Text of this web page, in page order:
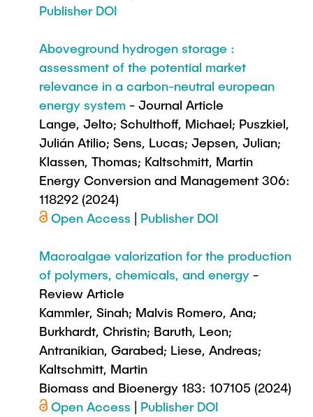
Publisher DOI
Aboveground hydrogen storage :
assessment of the potential market
relevance in a carbon-neutral european
energy system - Journal Article
Lange, Jelto; Schulthoff, Michael; Puszkiel,
Julián Atilio; Sens, Lucas; Jepsen, Julian;
Klassen, Thomas; Kaltschmitt, Martin
Energy Conversion and Management 306:
118292 (2024)
Open Access
Publisher DOI
Macroalgae valorization for the production
of polymers, chemicals, and energy -
Review Article
Kammler, Sinah; Malvis Romero, Ana;
Burkhardt, Christin; Baruth, Leon;
Antranikian, Garabed; Liese, Andreas;
Kaltschmitt, Martin
Biomass and Bioenergy 183: 107105 (2024)
Open Access
Publisher DOI